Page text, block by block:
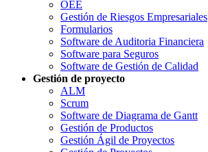
OEE
Gestión de Riesgos Empresariales
Formularios
Software de Auditoria Financiera
Software para Seguros
Software de Gestión de Calidad
Gestión de proyecto
ALM
Scrum
Software de Diagrama de Gantt
Gestión de Productos
Gestión Ágil de Proyectos